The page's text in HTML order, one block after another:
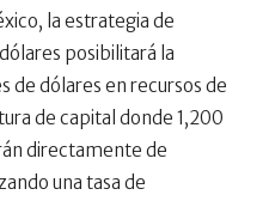
la estrategia de
posibilitará la
de dólares en recursos de
de capital donde 1,200
directamente de
una tasa de